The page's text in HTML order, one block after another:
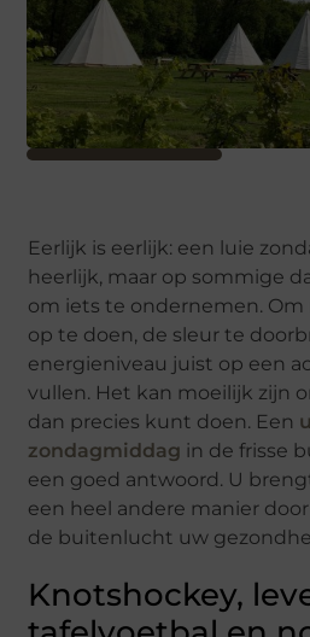
Eerlijk is eerlijk: een luie
heerlijk, maar op sommige
om iets te ondernemen.
op te doen, de sleur te
energieniveau juist op een
vullen. Het kan moeilijk zijn
dan precies kunt doen. Een
zondagmiddag in de frisse
een goed antwoord. U
een heel andere manier
de buitenlucht uw
Knotshockey,